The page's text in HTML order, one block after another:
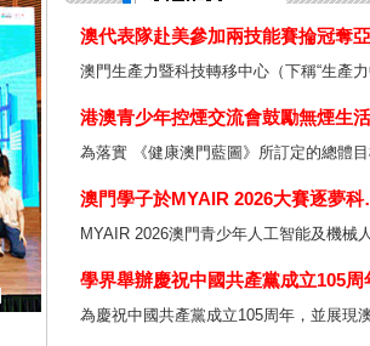
澳代表隊赴美參加兩技能賽掄冠奪
澳門生產力暨科技轉移中心（下稱“生產
港澳青少年控煙交流會鼓勵無煙生活
為落實 《健康澳門藍圖》所訂定的總體
澳門學子於MYAIR 2026大賽逐夢
MYAIR 2026澳門青少年人工智能及機
學界舉辦慶祝中國共產黨成立105
為慶祝中國共產黨成立105周年，並展